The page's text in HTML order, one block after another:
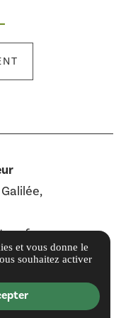
et vous donne le
souhaitez activer